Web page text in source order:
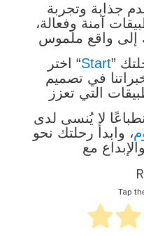
جذابة وتجربة
آمنة وفعالة،
اختر “Start” لتكون شريكك في رحلتك
في تصميم
التي تعزز
لا يُنسى لدى
، وابدأ رحلتك نحو
Tap